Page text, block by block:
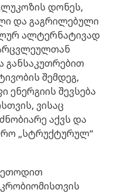
დონეს,
და გაგრილებული
ალტერნატივად
განსაკუთრებით
შემდეგ,
შევსება
ვისაც
აქვს და
„სტრუქტურულ“